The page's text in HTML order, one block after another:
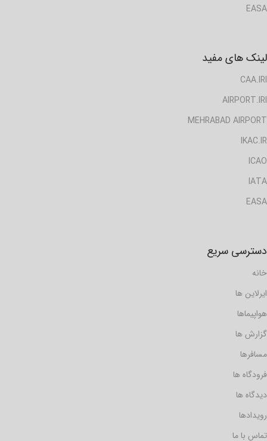
EASA
لینک های مفید
CAA.IRI
AIRPORT.IRI
MEHRABAD AIRPORT
IKAC.IR
ICAO
IATA
EASA
دسترسی سریع
خانه
ایرلاین ها
هواپیماها
گزارش ها
مسافرها
فرودگاه ها
دیدگاه ها
رویدادها
تماس با ما